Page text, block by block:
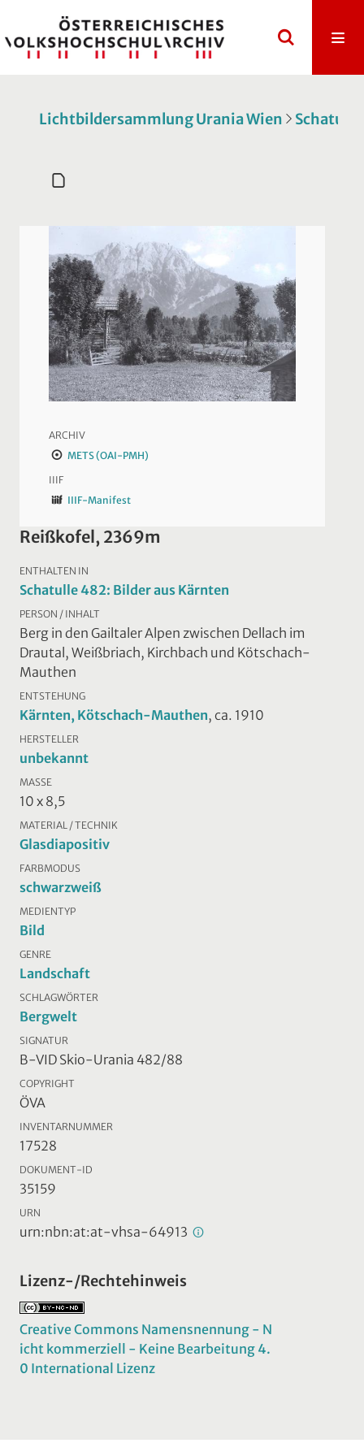
Lichtbildersammlung Urania Wien
ARCHIV
METS (OAI-PMH)
IIIF
IIIF-Manifest
Reißkofel, 2369m
ENTHALTEN IN
Schatulle 482: Bilder aus Kärnten
PERSON / INHALT
Berg in den Gailtaler Alpen zwischen Dellach im
Drautal, Weißbriach, Kirchbach und Kötschach-
Mauthen
ENTSTEHUNG
Kärnten, Kötschach-Mauthen, ca. 1910
HERSTELLER
unbekannt
MASSE
10 x 8,5
MATERIAL / TECHNIK
Glasdiapositiv
FARBMODUS
schwarzweiß
MEDIENTYP
Bild
GENRE
Landschaft
SCHLAGWÖRTER
Bergwelt
SIGNATUR
B-VID Skio-Urania 482/88
COPYRIGHT
ÖVA
INVENTARNUMMER
17528
DOKUMENT-ID
35159
URN
urn:nbn:at:at-vhsa-64913
Lizenz-/Rechtehinweis
Creative Commons Namensnennung - N
icht kommerziell - Keine Bearbeitung 4.
0 International Lizenz